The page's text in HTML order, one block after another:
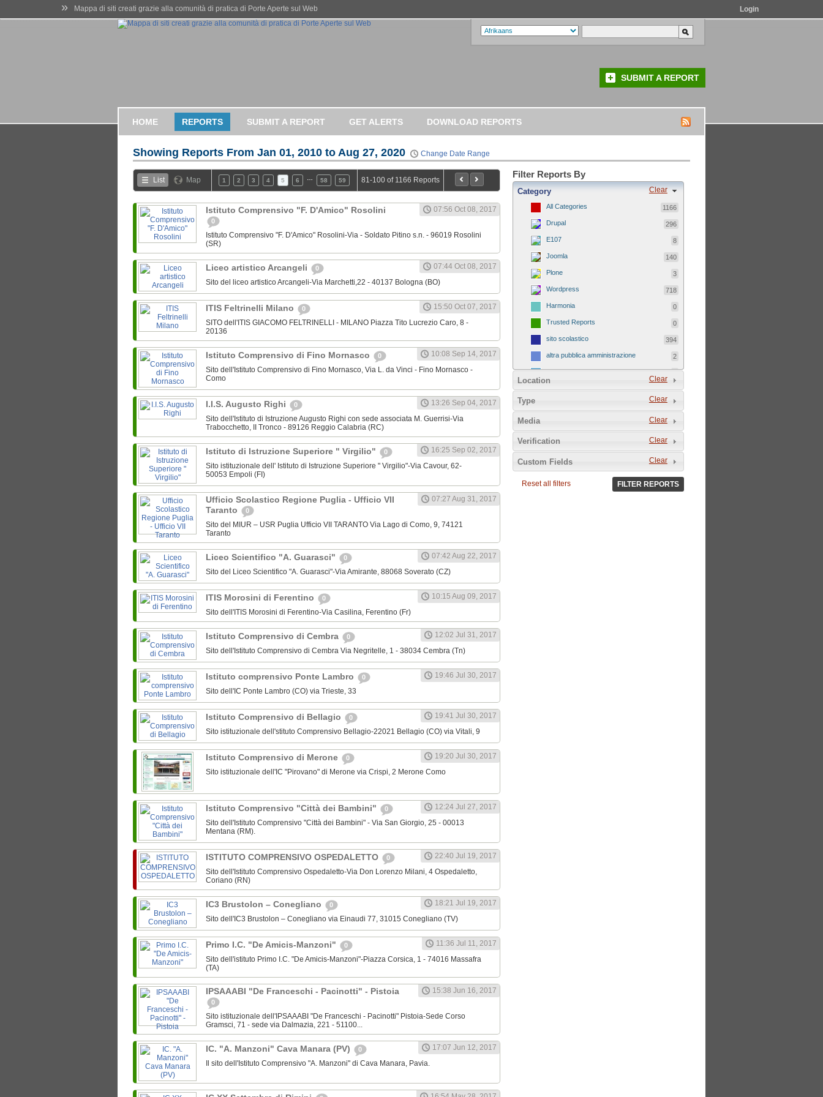
» Mappa di siti creati grazie alla comunità di pratica di Porte Aperte sul Web Login
SUBMIT A REPORT
HOME REPORTS SUBMIT A REPORT GET ALERTS DOWNLOAD REPORTS
Showing Reports From Jan 01, 2010 to Aug 27, 2020 Change Date Range
List Map 1 2 3 4 5 6 58 59 81-100 of 1166 Reports
Istituto Comprensivo "F. D'Amico" Rosolini
0
07:56 Oct 08, 2017
Istituto Comprensivo "F. D'Amico" Rosolini-Via - Soldato Pitino s.n. - 96019 Rosolini
(SR)
Liceo artistico Arcangeli 0
07:44 Oct 08, 2017
Sito del liceo artistico Arcangeli-Via Marchetti,22 - 40137 Bologna (BO)
ITIS Feltrinelli Milano 0
15:50 Oct 07, 2017
SITO dell'ITIS GIACOMO FELTRINELLI - MILANO Piazza Tito Lucrezio Caro, 8 -
20136
Istituto Comprensivo di Fino Mornasco 0
10:08 Sep 14, 2017
Sito dell'Istituto Comprensivo di Fino Mornasco, Via L. da Vinci - Fino Mornasco -
Como
I.I.S. Augusto Righi 0
13:26 Sep 04, 2017
Sito dell'Istituto di Istruzione Augusto Righi con sede associata M. Guerrisi-Via
Trabocchetto, II Tronco - 89126 Reggio Calabria (RC)
Istituto di Istruzione Superiore " Virgilio" 0
16:25 Sep 02, 2017
Sito istituzionale dell' Istituto di Istruzione Superiore " Virgilio"-Via Cavour, 62-
50053 Empoli (FI)
Ufficio Scolastico Regione Puglia - Ufficio VII
Taranto
0
07:27 Aug 31, 2017
Sito del MIUR – USR Puglia Ufficio VII TARANTO Via Lago di Como, 9, 74121
Taranto
Liceo Scientifico "A. Guarasci" 0
07:42 Aug 22, 2017
Sito del Liceo Scientifico "A. Guarasci"-Via Amirante, 88068 Soverato (CZ)
ITIS Morosini di Ferentino 0
10:15 Aug 09, 2017
Sito dell'ITIS Morosini di Ferentino-Via Casilina, Ferentino (Fr)
Istituto Comprensivo di Cembra 0
12:02 Jul 31, 2017
Sito dell'Istituto Comprensivo di Cembra Via Negritelle, 1 - 38034 Cembra (Tn)
Istituto comprensivo Ponte Lambro 0
19:46 Jul 30, 2017
Sito dell'IC Ponte Lambro (CO) via Trieste, 33
Istituto Comprensivo di Bellagio 0
19:41 Jul 30, 2017
Sito istituzionale dell'stituto Comprensivo Bellagio-22021 Bellagio (CO) via Vitali, 9
Istituto Comprensivo di Merone 0
19:20 Jul 30, 2017
Sito istituzionale dell'IC "Pirovano" di Merone via Crispi, 2 Merone Como
Istituto Comprensivo "Città dei Bambini" 0
12:24 Jul 27, 2017
Sito dell'Istituto Comprensivo "Città dei Bambini" - Via San Giorgio, 25 - 00013
Mentana (RM).
ISTITUTO COMPRENSIVO OSPEDALETTO 0
22:40 Jul 19, 2017
Sito dell'Istituto Comprensivo Ospedaletto-Via Don Lorenzo Milani, 4 Ospedaletto,
Coriano (RN)
IC3 Brustolon – Conegliano 0
18:21 Jul 19, 2017
Sito dell'IC3 Brustolon – Conegliano via Einaudi 77, 31015 Conegliano (TV)
Primo I.C. "De Amicis-Manzoni" 0
11:36 Jul 11, 2017
Sito dell'istituto Primo I.C. "De Amicis-Manzoni"-Piazza Corsica, 1 - 74016 Massafra
(TA)
IPSAAABI "De Franceschi - Pacinotti" - Pistoia
0
15:38 Jun 16, 2017
Sito istituzionale dell'IPSAAABI "De Franceschi - Pacinotti" Pistoia-Sede Corso
Gramsci, 71 - sede via Dalmazia, 221 - 51100...
IC. "A. Manzoni" Cava Manara (PV) 0
17:07 Jun 12, 2017
Il sito dell'Istituto Comprensivo "A. Manzoni" di Cava Manara, Pavia.
Filter Reports By
Clear
Category
All Categories 1166
Drupal 296
E107 8
Joomla 140
Plone 3
Wordpress 718
Harmonia 0
Trusted Reports 0
sito scolastico 394
altra pubblica amministrazione 2
sito tematico 8
Clear
Location
Clear
Type
Clear
Media
Clear
Verification
Clear
Custom Fields
Reset all filters FILTER REPORTS